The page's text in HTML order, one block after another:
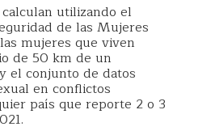
utilizando el
de las Mujeres
mujeres que viven
de 50 km de un
el conjunto de datos
en conflictos
país que reporte 2 o 3